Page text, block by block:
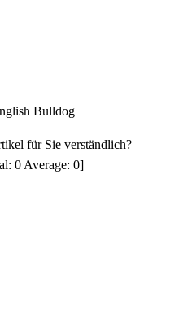
Bulldog
für Sie verständlich?
0 Average:0]